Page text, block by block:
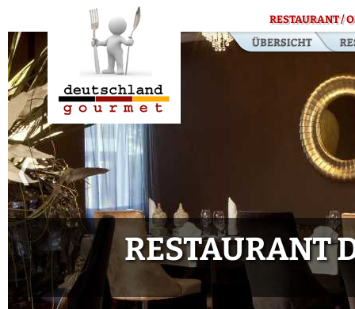
RESTAURANT /
RESTAURANT